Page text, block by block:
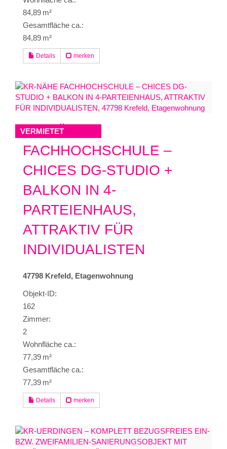
84,89 m²
Gesamtfläche ca.:
84,89 m²
Details merken
VERMIETET
KR-NÄHE
FACHHOCHSCHULE –
CHICES DG-STUDIO +
BALKON IN 4-
PARTEIENHAUS,
ATTRAKTIV FÜR
INDIVIDUALISTEN
47798 Krefeld, Etagenwohnung
Objekt-ID:
162
Zimmer:
2
Wohnfläche ca.:
77,39 m²
Gesamtfläche ca.:
77,39 m²
Details merken